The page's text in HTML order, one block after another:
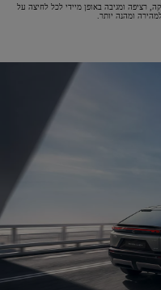
רציפה ומגיבה באופן מיידי לכל לחיצה על
ומהנה יותר.